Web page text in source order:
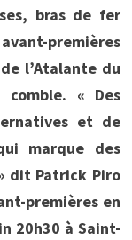
bras de fer
premières
l’Atalante du
« Des
et de
marque des
dit Patrick Piro
premières en
20h30 à Saint-